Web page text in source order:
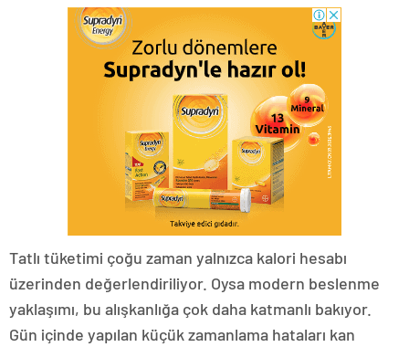
Tatlı tüketimi çoğu zaman yalnızca kalori hesabı
üzerinden değerlendiriliyor. Oysa modern beslenme
yaklaşımı, bu alışkanlığa çok daha katmanlı bakıyor.
Gün içinde yapılan küçük zamanlama hataları kan